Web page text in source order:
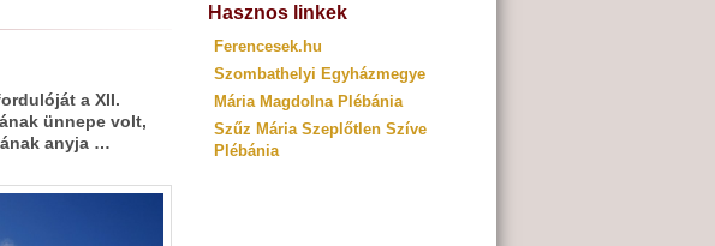
a XII.
ünnepe volt,
anyja …
Hasznos linkek
Ferencesek.hu
Szombathelyi Egyházmegye
Mária Magdolna Plébánia
Szűz Mária Szeplőtlen Szíve
Plébánia